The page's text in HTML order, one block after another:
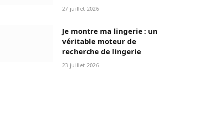
27 juillet 2026
Je montre ma lingerie : un
véritable moteur de
recherche de lingerie
23 juillet 2026